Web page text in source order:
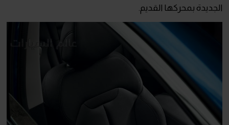
الجديدة بمحركها القديم.